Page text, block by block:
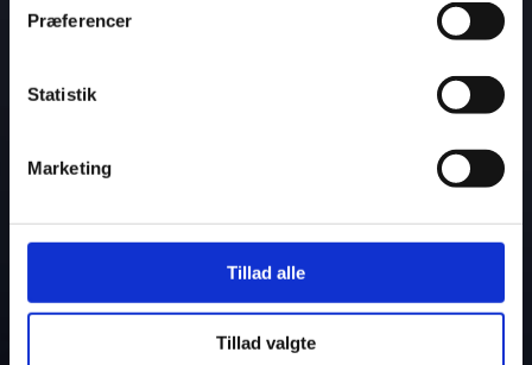
Præferencer
Statistik
Marketing
Tillad alle
Tillad valgte